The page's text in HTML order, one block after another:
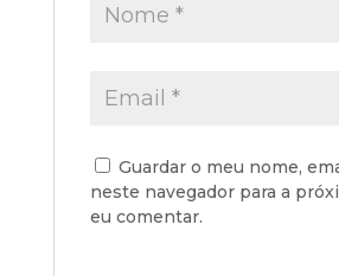
Guardar o meu nome,
neste navegador para a
eu comentar.